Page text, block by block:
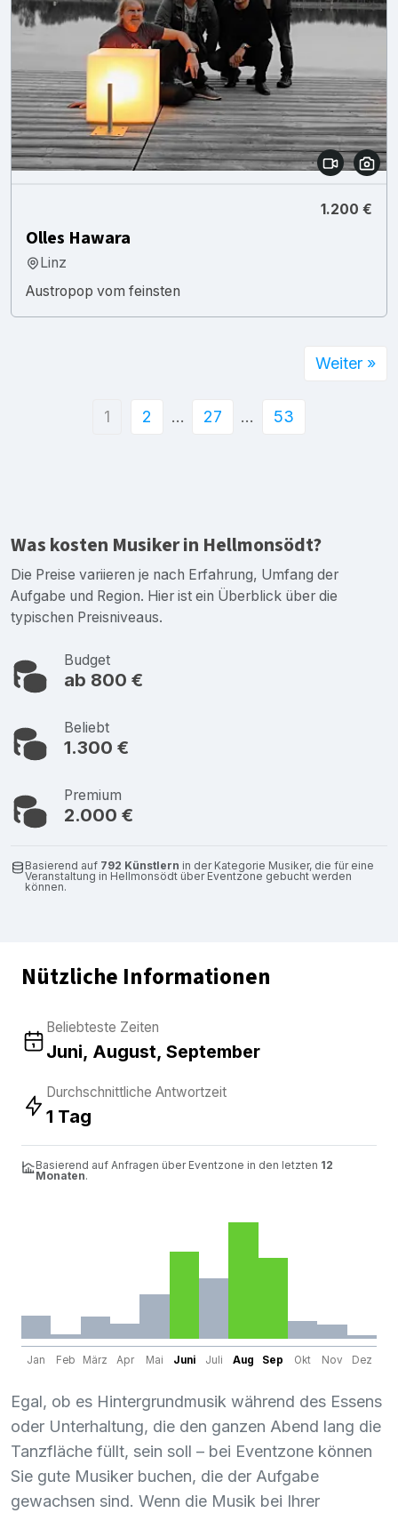
1.200 €
Olles Hawara
Linz
Austropop vom feinsten
1 2 … 27 … 53
Weiter »
Was kosten Musiker in Hellmonsödt?
Die Preise variieren je nach Erfahrung, Umfang der
Aufgabe und Region. Hier ist ein Überblick über die
typischen Preisniveaus.
Budget
ab 800 €
Beliebt
1.300 €
Premium
2.000 €
Basierend auf 792 Künstlern in der Kategorie Musiker, die für eine
Veranstaltung in Hellmonsödt über Eventzone gebucht werden
können.
Nützliche Informationen
Beliebteste Zeiten
Juni, August, September
Durchschnittliche Antwortzeit
1 Tag
Basierend auf Anfragen über Eventzone in den letzten 12
Monaten.
Jan Feb März Apr Mai Juni Juli Aug Sep Okt Nov Dez
Egal, ob es Hintergrundmusik während des Essens
oder Unterhaltung, die den ganzen Abend lang die
Tanzfläche füllt, sein soll – bei Eventzone können
Sie gute Musiker buchen, die der Aufgabe
gewachsen sind. Wenn die Musik bei Ihrer